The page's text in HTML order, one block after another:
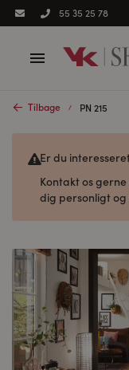
55 35 25 78
Tilbage PN 215
Er du
Kontakt os
dig personligt